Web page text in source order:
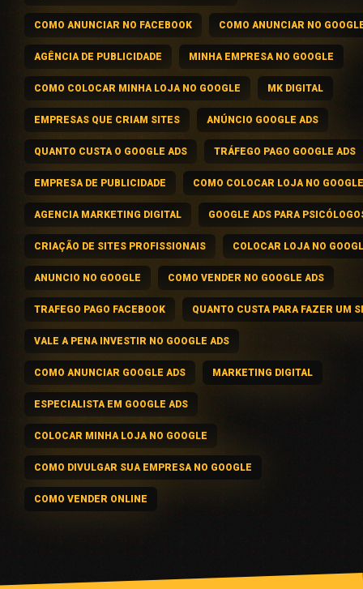
COMO ANUNCIAR NO FACEBOOK COMO ANUNCIAR NO
AGÊNCIA DE PUBLICIDADE MINHA EMPRESA NO GOOGLE
COMO COLOCAR MINHA LOJA NO GOOGLE MK DIGITAL
EMPRESAS QUE CRIAM SITES ANÚNCIO GOOGLE ADS
QUANTO CUSTA O GOOGLE ADS TRÁFEGO PAGO GOOGLE ADS
EMPRESA DE PUBLICIDADE COMO COLOCAR LOJA NO GOOGLE
AGENCIA MARKETING DIGITAL GOOGLE ADS PARA
CRIAÇÃO DE SITES PROFISSIONAIS COLOCAR LOJA NO
ANUNCIO NO GOOGLE COMO VENDER NO GOOGLE ADS
TRAFEGO PAGO FACEBOOK QUANTO CUSTA PARA FAZER UM
VALE A PENA INVESTIR NO GOOGLE ADS
COMO ANUNCIAR GOOGLE ADS MARKETING DIGITAL
ESPECIALISTA EM GOOGLE ADS
COLOCAR MINHA LOJA NO GOOGLE
COMO DIVULGAR SUA EMPRESA NO GOOGLE
COMO VENDER ONLINE